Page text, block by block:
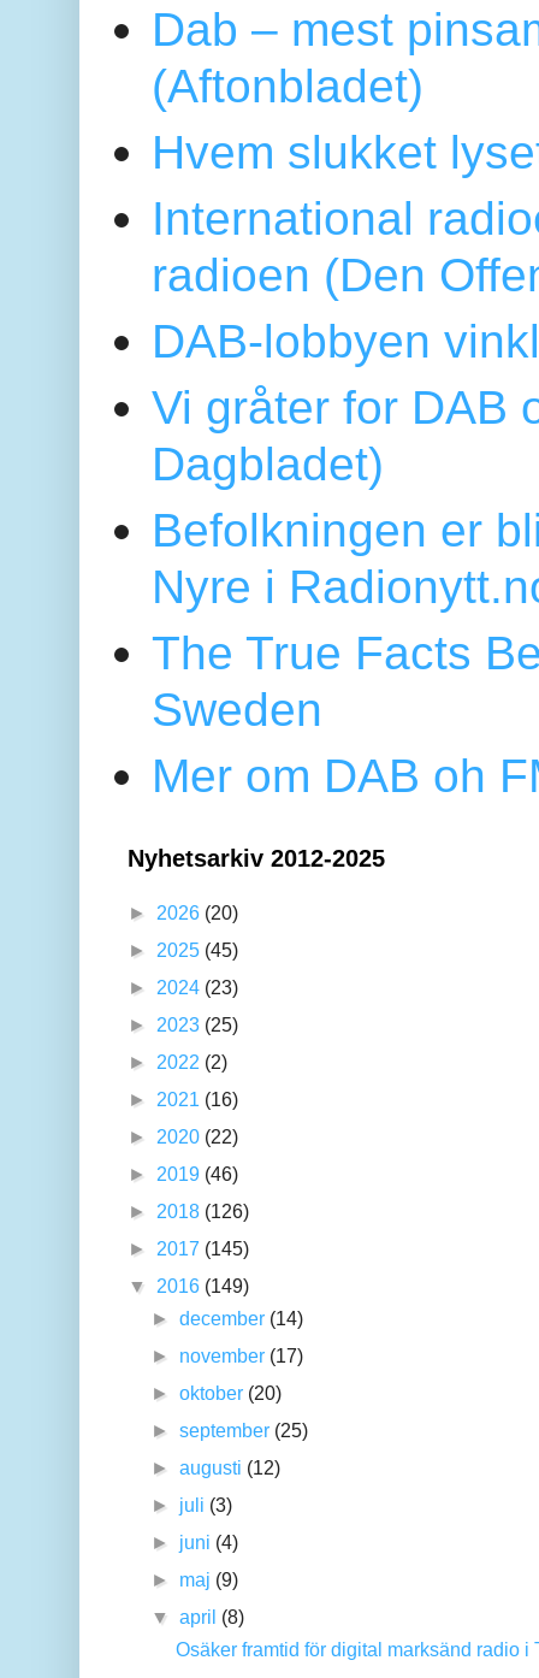
Dab – mest
(Aftonbladet)
Hvem slukket
International
radioen (Den
DAB-lobbyen
Vi gråter for DAB
Dagbladet)
Befolkningen er
Nyre i
The True Facts
Sweden
Mer om DAB oh
Nyhetsarkiv 2012-2025
► 2026 (20)
► 2025 (45)
► 2024 (23)
► 2023 (25)
► 2022 (2)
► 2021 (16)
► 2020 (22)
► 2019 (46)
► 2018 (126)
► 2017 (145)
▼ 2016 (149)
►december (14)
► november (17)
►oktober (20)
►september (25)
►augusti (12)
► juli (3)
► juni (4)
► maj (9)
▼april (8)
Osäker framtid för digital marksänd radio i